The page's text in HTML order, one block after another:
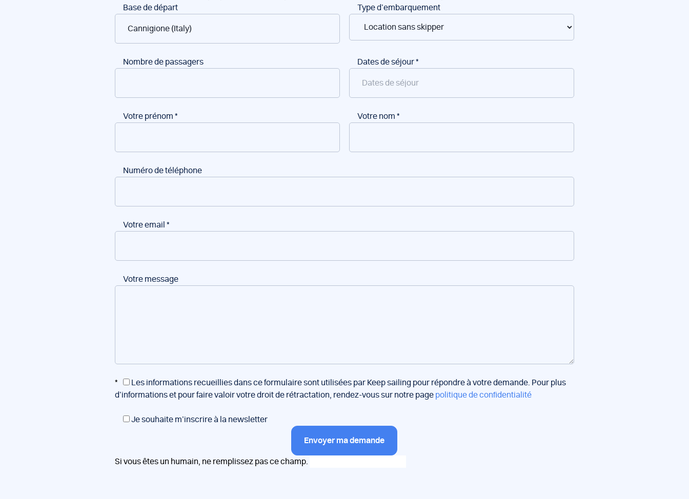
Réservation
bateaux
Base de départ Type d’embarquement
Nombre de passagers Dates de séjour*
Votre prénom * Votre nom *
Numéro de téléphone
Votre email *
Votre message
*
Les informations recueillies dans ce formulaire sont utilisées par Keep sailing pour répondre à votre demande. Pour plus
d’informations et pour faire valoir votre droit de rétractation, rendez-vous sur notre page politique de confidentialité
Je souhaite m’inscrire à la newsletter
Envoyer ma demande
Si vous êtes un humain, ne remplissez pas ce champ.